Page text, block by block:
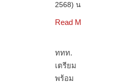
2568) นา…
Read More
ททท.
เตรียม
พร้อม